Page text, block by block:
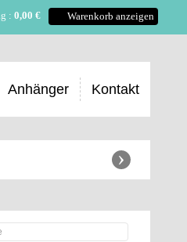
: 0,00 € Warenkorb anzeigen
Anhänger Kontakt
›